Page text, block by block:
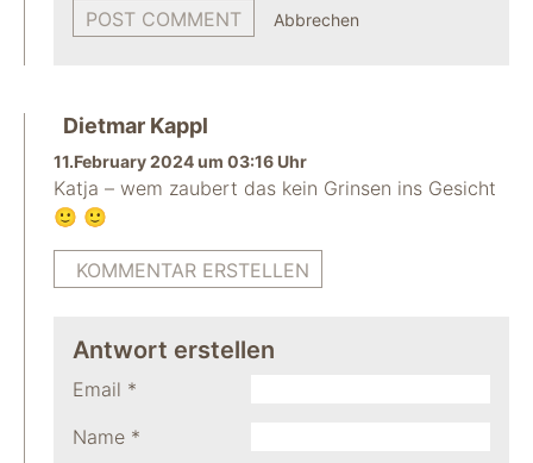
Abbrechen
Dietmar Kappl
11.February 2024 um 03:16 Uhr
Katja – wem zaubert das kein Grinsen ins Gesicht
🙂 🙂
KOMMENTAR ERSTELLEN
Antwort erstellen
Name *
Email *